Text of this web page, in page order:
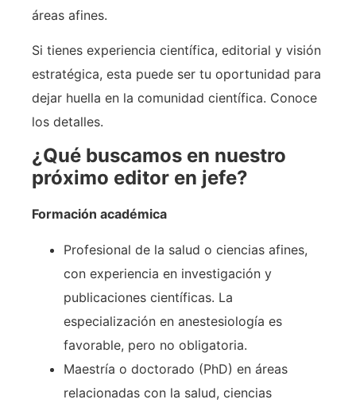
áreas afines.
Si tienes experiencia científica, editorial y visión
estratégica, esta puede ser tu oportunidad para
dejar huella en la comunidad científica. Conoce
los detalles.
¿Qué buscamos en nuestro
próximo editor en jefe?
Formación académica
Profesional de la salud o ciencias afines,
con experiencia en investigación y
publicaciones científicas. La
especialización en anestesiología es
favorable, pero no obligatoria.
Maestría o doctorado (PhD) en áreas
relacionadas con la salud, ciencias